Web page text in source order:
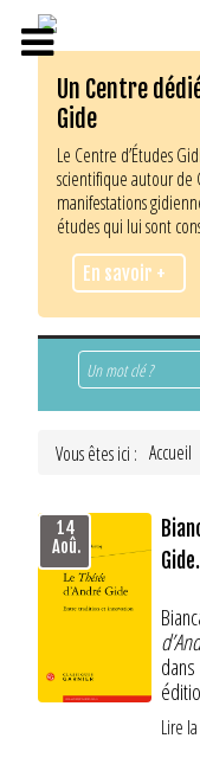
Un Centre
Gide
Le Centre d’Études
scientifique autour de
manifestations
études qui lui sont
En savoir +
Rechercher
Vous êtes ici : Accueil
14
Aoû.
En
Lire